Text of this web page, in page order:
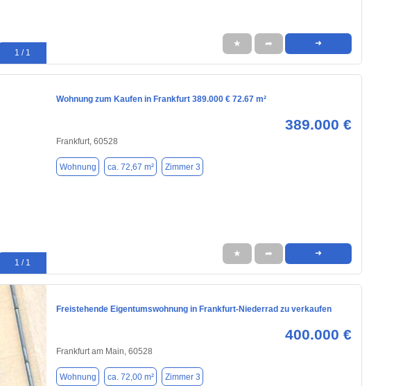
1 / 1
★ ➦ ➜
1 / 1
Wohnung zum Kaufen in Frankfurt 389.000 € 72.67 m²
389.000 €
Frankfurt, 60528
Wohnung ca. 72,67 m² Zimmer 3
★ ➦ ➜
Freistehende Eigentumswohnung in Frankfurt-Niederrad zu verkaufen
400.000 €
Frankfurt am Main, 60528
Wohnung ca. 72,00 m² Zimmer 3